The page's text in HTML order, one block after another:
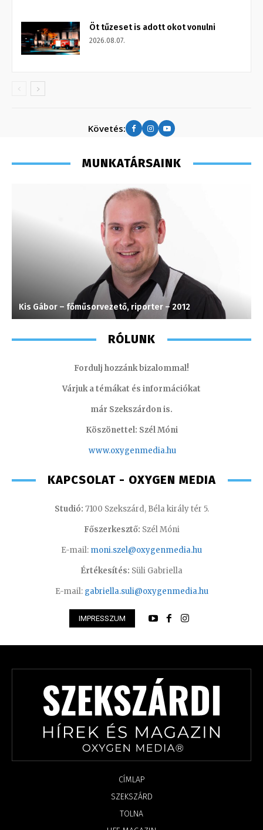
Öt tűzeset is adott okot vonulni
2026.08.07.
Követés:
MUNKATÁRSAINK
Kis Gábor – főműsorvezető, riporter – 2012
RÓLUNK
Fordulj hozzánk bizalommal!
Várjuk a témákat és információkat
már Szekszárdon is.
Köszönettel: Szél Móni
www.oxygenmedia.hu
KAPCSOLAT - OXYGEN MEDIA
Studió: 7100 Szekszárd, Béla király tér 5.
Főszerkesztő: Szél Móni
E-mail: moni.szel@oxygenmedia.hu
Értékesítés: Süli Gabriella
E-mail: gabriella.suli@oxygenmedia.hu
IMPRESSZUM
CÍMLAP
SZEKSZÁRD
TOLNA